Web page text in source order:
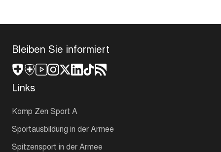
Bleiben Sie informiert
Links
Komp Zen Sport A
Sportausbildung in der Armee
Spitzensport in der Armee